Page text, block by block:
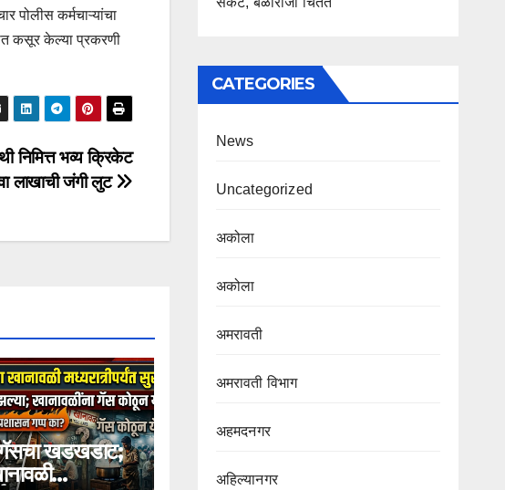
पोलीस कर्मचाऱ्यांचा
कसूर केल्या प्रकरणी
निमित्त भव्य क्रिकेट
लाखाची जंगी लुट
खडखडाट;
CATEGORIES
News
Uncategorized
अकोला
अकोला
अमरावती
अमरावती विभाग‌
अहमदनगर
अहिल्यानगर